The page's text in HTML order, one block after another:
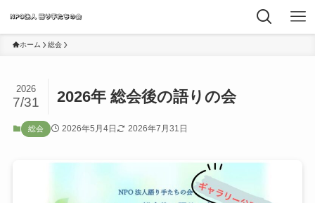
ホーム 総会
2026年 総会後の語りの会
2026
7/31
総会 2026年5月4日 2026年7月31日